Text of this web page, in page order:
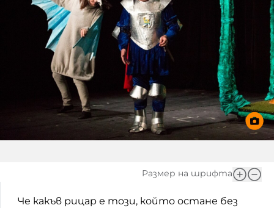
Фантазирай
Приказки
История на изкуството
Музикална кутийка
От соул до рокендрол
Междучасие
Игри
Кои сме ние?
За вас, родители
БНР Новини
Архивен фонд на БНР
Размер на шрифта
Че какъв рицар е този, който остане без